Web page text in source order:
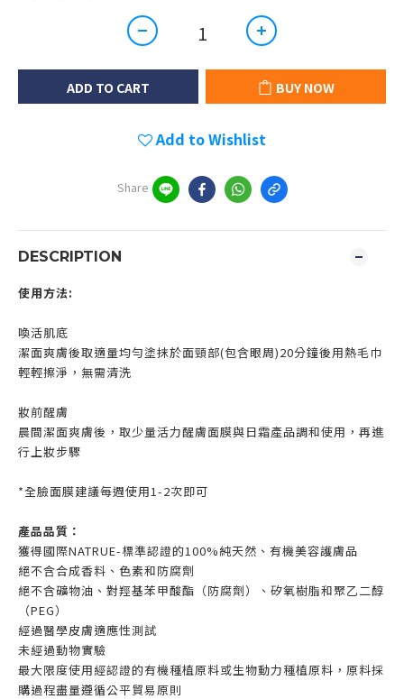
ADD TO CART BUY NOW
Add to Wishlist
Share
DESCRIPTION
使用方法:
喚活肌底
潔面爽膚後取適量均勻塗抹於面頸部(包含眼周)20分鐘後用熱毛巾
輕輕擦淨，無需清洗
妝前醒膚
晨間潔面爽膚後，取少量活力醒膚面膜與日霜產品調和使用，再進
行上妝步驟
*全臉面膜建議每週使用1-2次即可
產品品質：
獲得國際NATRUE-標準認證的100%純天然、有機美容護膚品
絕不含合成香料、色素和防腐劑
絕不含礦物油、對羥基苯甲酸酯（防腐劑）、矽氧樹脂和聚乙二醇
（PEG）
經過醫學皮膚適應性測試
未經過動物實驗
最大限度使用經認證的有機種植原料或生物動力種植原料，原料採
購過程盡量遵循公平貿易原則